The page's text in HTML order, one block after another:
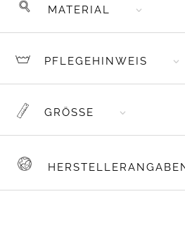
MATERIAL
PFLEGEHINWEIS
GRÖSSE